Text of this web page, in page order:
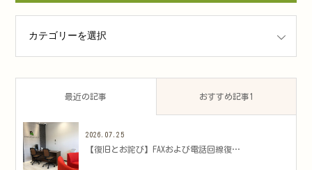
最近の記事 おすすめ記事1
2026.07.25
​【復旧とお詫び】FAXおよび電話回線復…